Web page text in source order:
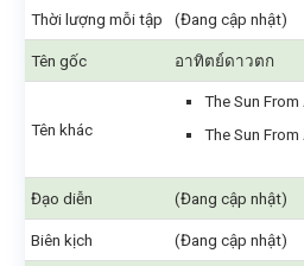
Thời lượng mỗi tập (Đang cập nhật)
Tên gốc อาทิตย์ดาวตก
Tên khác
The Sun
The Sun
Đạo diễn (Đang cập nhật)
Biên kịch (Đang cập nhật)